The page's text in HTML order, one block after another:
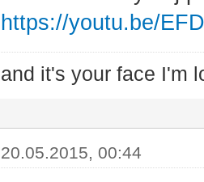
https://youtu.be/
and it's your face I'm
20.05.2015, 00:44